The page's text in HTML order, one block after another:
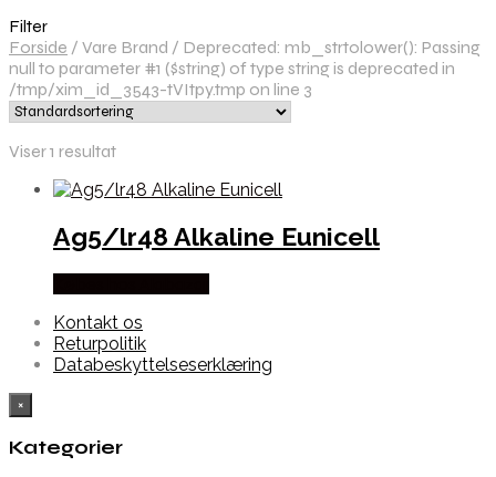
Filter
Forside / Vare Brand / Deprecated: mb_strtolower(): Passing
null to parameter #1 ($string) of type string is deprecated in
/tmp/xim_id_3543-tVItpy.tmp on line 3
Viser 1 resultat
Ag5/lr48 Alkaline Eunicell
Kontakt os
Returpolitik
Databeskyttelseserklæring
×
Kategorier